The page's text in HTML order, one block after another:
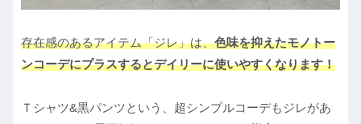
存在感のあるアイテム「ジレ」は、色味を抑えたモノトー
ンコーデにプラスするとデイリーに使いやすくなります！
Ｔシャツ&黒パンツという、超シンプルコーデもジレがあ